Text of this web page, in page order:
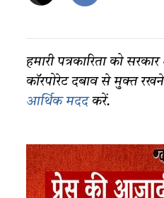
हमारी पत्रकारिता को
कॉरपोरेट दबाव से मुक्त
आर्थिक मददकरें.